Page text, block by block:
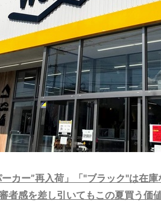
ーカー”再入荷」「"ブラック"は在
者感を差し引いてもこの夏買う価